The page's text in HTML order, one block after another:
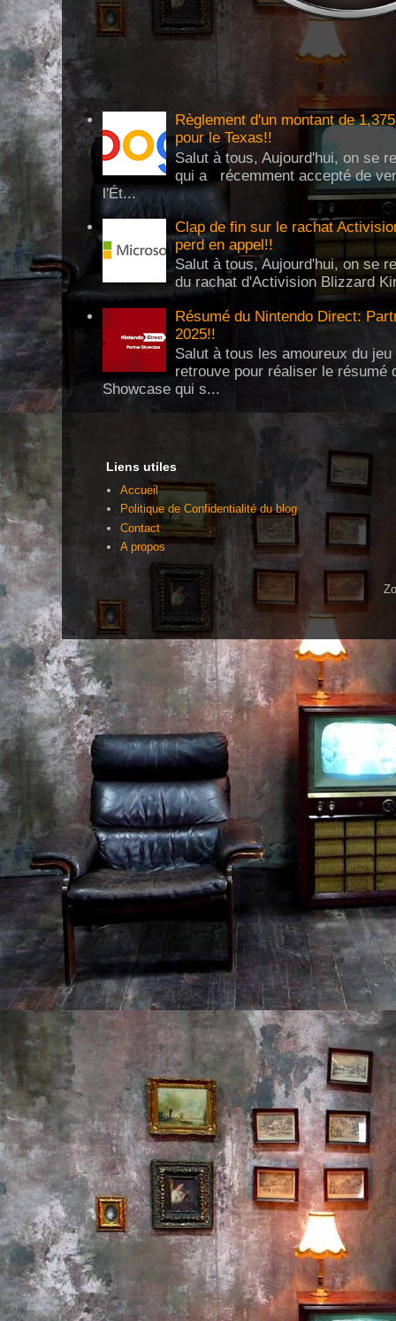
Règlement d'un montant de
pour le Texas!!
Salut à tous, Aujourd'hui, on se
qui a récemment accepté de
l'Ét...
Clap de fin sur le rachat
perd en appel!!
Salut à tous, Aujourd'hui, on se
du rachat d'Activision Blizzard
Résumé du Nintendo Direct:
2025!!
Salut à tous les amoureux du
retrouve pour réaliser le résumé
Showcase qui s...
Liens utiles
Accueil
Politique de Confidentialité du blog
Contact
A propos